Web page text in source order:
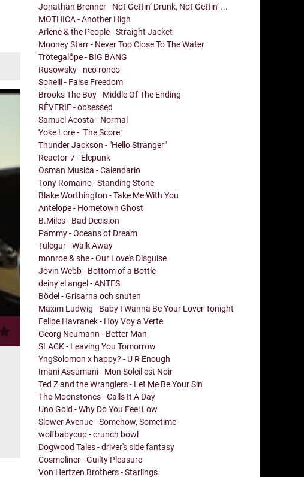
Jonathan Brenner - Not Gettin’ Drunk, Not Gettin’ ...
MOTHICA - Another High
Arlene & the People - Straight Jacket
Mooney Starr - Never Too Close To The Water
Trötegalôpe - BIG BANG
Rusowsky - neo roneo
Soheill - False Freedom
Brooks The Boy - Middle Of The Ending
RÊVERIE - obsessed
Samuel Acosta - Normal
Yoke Lore - "The Score"
Thunder Jackson - "Hello Stranger"
Reactor-7 - Elepunk
Osman Musica - Calendario
Tony Romaine - Standing Stone
Blake Worthington - Take Me With You
Antelope - Hometown Ghost
B.Miles - Bad Decision
Pammy - Oceans of Dream
Tulegur - Walk Away
monroe & she - Our Love's Disguise
Jovin Webb - Bottom of a Bottle
deiny el angel - ANTES
Bödel - Grisarna och snuten
Maxim Ludwig - Baby I Wanna Be Your Lover Tonight
Felipe Havranek - Hoy Voy a Verte
Georg Neumann - Better Man
SLACK - Leaving You Tomorrow
YngSolomon x happy? - U R Enough
Imani Assumani - Mon Soleil est Noir
Ted Z and the Wranglers - Let Me Be Your Sin
The Moonstones - Calls It A Day
Uno Gold - Why Do You Feel Low
Slower Avenue - Somehow, Sometime
wolfbabycup - crunch bowl
Dogwood Tales - driver's side fantasy
Cosmoliner - Guilty Pleasure
Von Hertzen Brothers - Starlings